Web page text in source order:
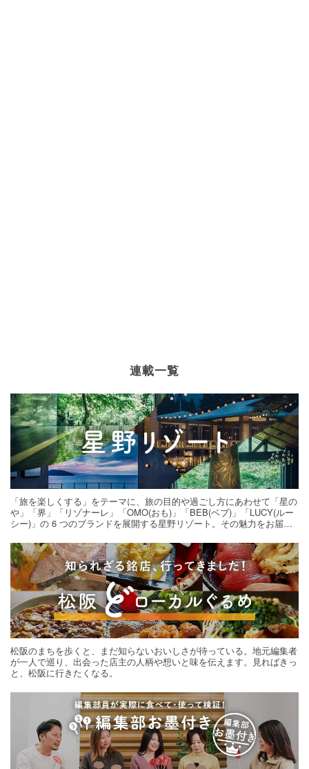
連載一覧
「旅を楽しくする」をテーマに、旅の目的や過ごし方にあわせて「星の
や」「界」「リゾナーレ」「OMO(おも)」「BEB(ベブ)」「LUCY(ルー
シー)」の 6 つのブランドを展開する星野リゾート。その魅力をお届け
松阪のまちを歩くと、まだ知らないおいしさが待っている。地元編集者
が一人で巡り、出会った店主の人柄や想いと味を伝えます。見ればきっ
と、松阪に行きたくなる。